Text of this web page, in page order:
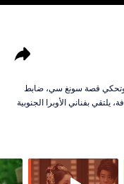
وتحكي قصة سونغ سي، ضابط
بفناني الأوبرا الجنوبية